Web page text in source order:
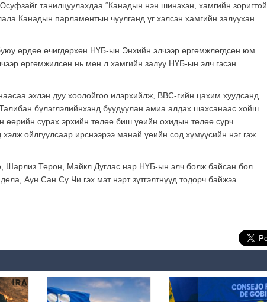
танилцуулахдаа “Канадын нэн шинэхэн, хамгийн зоригтой
Канадын парламентын чуулганд үг хэлсэн хамгийн залуухан
ердөө өчигдөрхөн НҮБ-ын Энхийн элчээр өргөмжлөгдсөн юм.
өргөмжилсөн нь мөн л хамгийн залуу НҮБ-ын элч гэсэн
эхлэн дуу хоолойгоо илэрхийлж, ВВС-гийн цахим хуудсанд
бүлэглэлийнхэнд буудуулан амиа алдах шахсанаас хойш
өөрийн сурах эрхийн төлөө биш үеийн охидын төлөө сурч
ойлгуулсаар ирснээрээ манай үеийн сод хүмүүсийн нэг гэж
Шарлиз Терон, Майкл Дуглас нар НҮБ-ын элч болж байсан бол
Аун Сан Су Чи гэх мэт нэрт зүтгэлтнүүд тодорч байжээ.